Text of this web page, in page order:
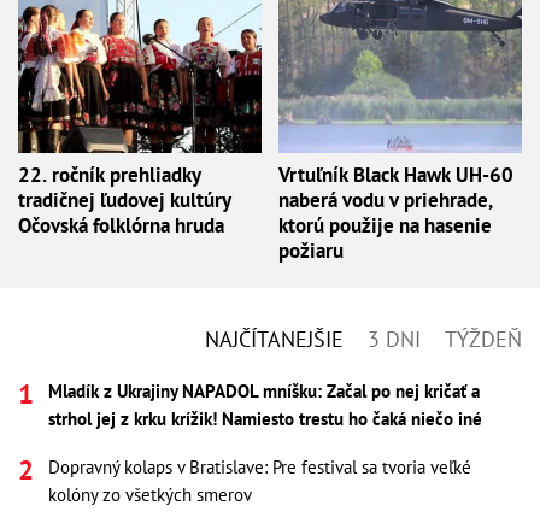
22. ročník prehliadky
tradičnej ľudovej kultúry
Očovská folklórna hruda
Vrtuľník Black Hawk UH-60
naberá vodu v priehrade,
ktorú použije na hasenie
požiaru
NAJČÍTANEJŠIE 3 DNI TÝŽDEŇ
Mladík z Ukrajiny NAPADOL mníšku: Začal po nej kričať a
strhol jej z krku krížik! Namiesto trestu ho čaká niečo iné
Dopravný kolaps v Bratislave: Pre festival sa tvoria veľké
kolóny zo všetkých smerov